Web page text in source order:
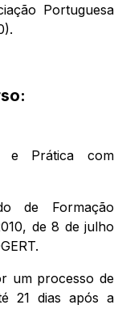
Portuguesa
e Prática com
de Formação
de 8 de julho
um processo de
21 dias após a